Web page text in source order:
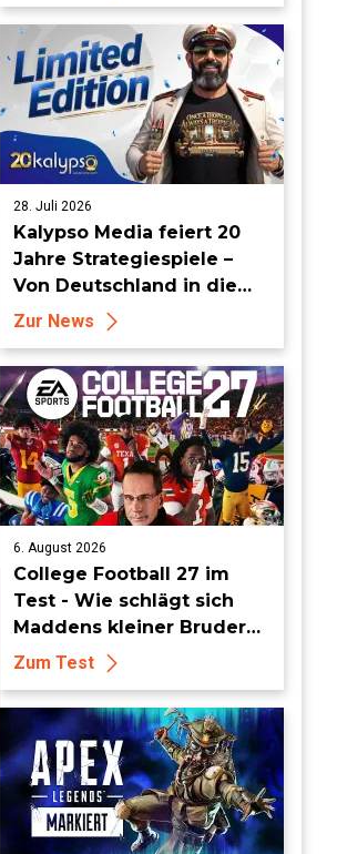
28. Juli 2026
Kalypso Media feiert 20
Jahre Strategiespiele –
Von Deutschland in die
Welt
Zur News
6. August 2026
College Football 27 im
Test - Wie schlägt sich
Maddens kleiner Bruder
dieses Jahr?
Zum Test